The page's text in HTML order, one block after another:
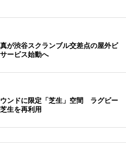
が渋谷スクランブル交差点の屋外ビ
ービス始動へ
ンドに限定「芝生」空間 ラグビー
生を再利用